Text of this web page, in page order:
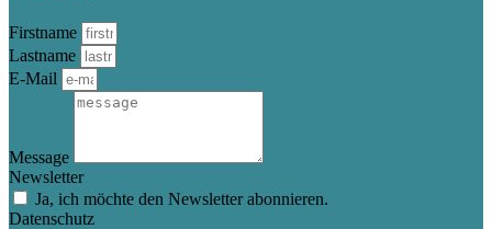
Firstname
Lastname
E-Mail
Message
Newsletter
Ja, ich möchte den Newsletter abonnieren.
Datenschutz